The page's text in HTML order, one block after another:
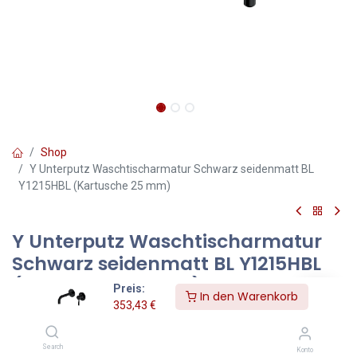
Preis:
353,43 €
In den Warenkorb
Search Konto
Shop
Y Unterputz Waschtischarmatur Schwarz seidenmatt BL
Y1215HBL (Kartusche 25 mm)
Y Unterputz Waschtischarmatur
Schwarz seidenmatt BL Y1215HBL
(Kartusche 25 mm)
Farbe Schwarz seidenmatt / Gold poliert (BLHGL)
Die OMNIRES Y-Kollektion besticht durch ihre schlichten Linien und